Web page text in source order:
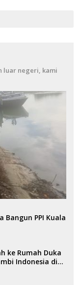
luar negeri, kami
Bangun PPI Kuala
ke Rumah Duka
Indonesia di